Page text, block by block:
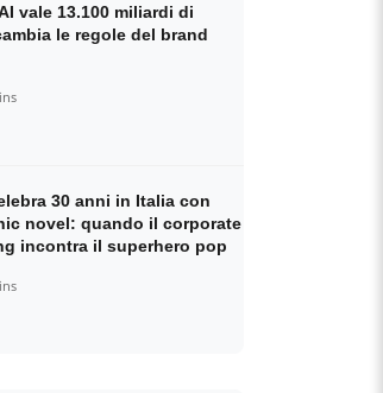
vale 13.100 miliardi di
le regole del brand
30 anni in Italia con
novel: quando il corporate
incontra il superhero pop